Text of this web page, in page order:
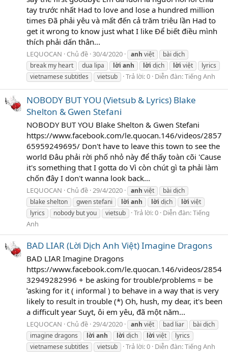
tay trước nhất Had to love and lose a hundred million
times Đã phải yêu và mất đến cả trăm triêu lần Had to
get it wrong to know just what I like Để biết điều mình
thích phải dấn thân...
LEQUOCAN Chủ đề 30/4/2020 anh việt
bài dịch
break my heart
dua lipa lời anh lời dịch lời việt
lyrics
vietnamese subtitles
vietsub Trả lời: 0 Diễn đàn:Tiếng Anh
NOBODY BUT YOU (Vietsub & Lyrics) Blake
Shelton & Gwen Stefani
NOBODY BUT YOU Blake Shelton & Gwen Stefani
https://www.facebook.com/le.quocan.146/videos/2857
65959249695/ Don't have to leave this town to see the
world Đâu phải rời phố nhỏ này để thấy toàn cõi 'Cause
it's something that I gotta do Vì còn chút gì ta phải làm
chốn đây I don't wanna look back...
LEQUOCAN Chủ đề 29/4/2020 anh việt
bài dịch
blake shelton
gwen stefani lời anh lời dịch lời việt
lyrics
nobody but you vietsub Trả lời: 0 Diễn đàn:Tiếng
Anh
BAD LIAR (Lời Dịch Anh Việt) Imagine Dragons
BAD LIAR Imagine Dragons
https://www.facebook.com/le.quocan.146/videos/2854
32949282996 + be asking for trouble/problems = be
ˈasking for it ( informal ) to behave in a way that is very
likely to result in trouble (*) Oh, hush, my dear, it's been
a difficult year Suỵt, ôi em yêu, đã một năm...
LEQUOCAN Chủ đề 29/4/2020 anh việt bad liar
bài dịch
imagine dragons
lời anh lời dịch lời việt
lyrics
vietnamese subtitles
vietsub Trả lời: 0 Diễn đàn:Tiếng Anh